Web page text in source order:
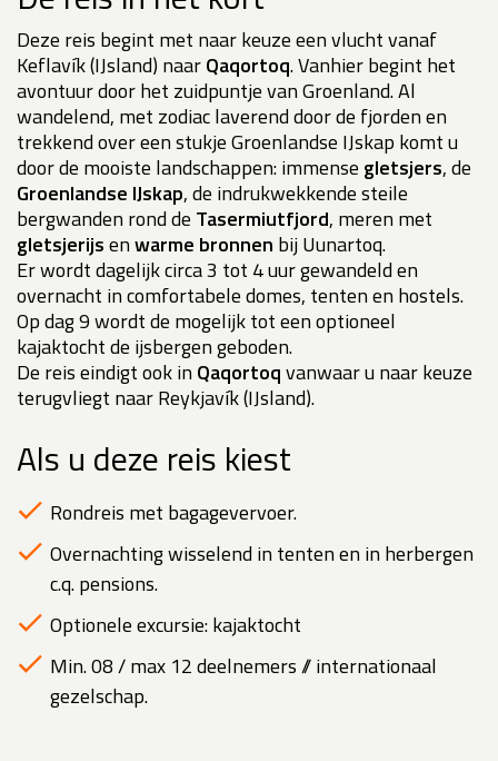
Deze reis begint met naar keuze een vlucht vanaf
Keflavík (IJsland) naarQaqortoq. Vanhier begint het
avontuur door het zuidpuntje van Groenland. Al
wandelend, met zodiac laverend door de fjorden en
trekkend over een stukje Groenlandse IJskap komt u
door de mooiste landschappen: immense gletsjers, de
Groenlandse IJskap, de indrukwekkende steile
bergwanden rond de Tasermiutfjord, meren met
gletsjerijsenwarme bronnen bij Uunartoq.
Er wordt dagelijk circa 3 tot 4 uur gewandeld en
overnacht in comfortabele domes, tenten en hostels.
Op dag 9 wordt de mogelijk tot een optioneel
kajaktocht de ijsbergen geboden.
De reis eindigt ook in Qaqortoqvanwaar u naar keuze
terugvliegt naar Reykjavík (IJsland).
Als u deze reis kiest
Rondreis met bagagevervoer.
Overnachting wisselend in tenten en in herbergen
c.q. pensions.
Optionele excursie: kajaktocht
Min. 08 / max 12 deelnemers // internationaal
gezelschap.